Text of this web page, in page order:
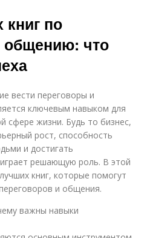
по
общению: что
вести переговоры и
ключевым навыком для
сфере жизни. Будь то бизнес,
рост, способность
и достигать
решающую роль. В этой
книг, которые помогут
и общения.
важны навыки